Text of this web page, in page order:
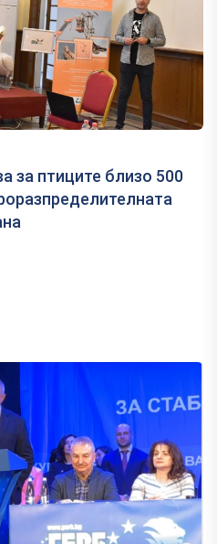
за птиците близо 500